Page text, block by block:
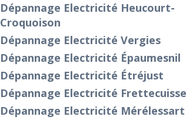
Dépannage Electricité Heucourt-
Croquoison
Dépannage Electricité Vergies
Dépannage Electricité Épaumesnil
Dépannage Electricité Étréjust
Dépannage Electricité Frettecuisse
Dépannage Electricité Mérélessart